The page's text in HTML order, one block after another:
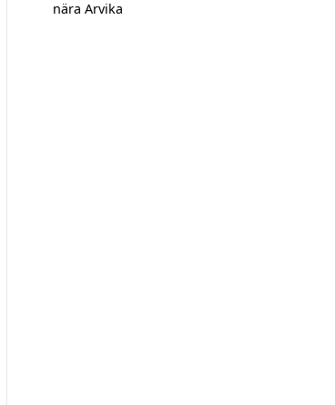
nära Arvika